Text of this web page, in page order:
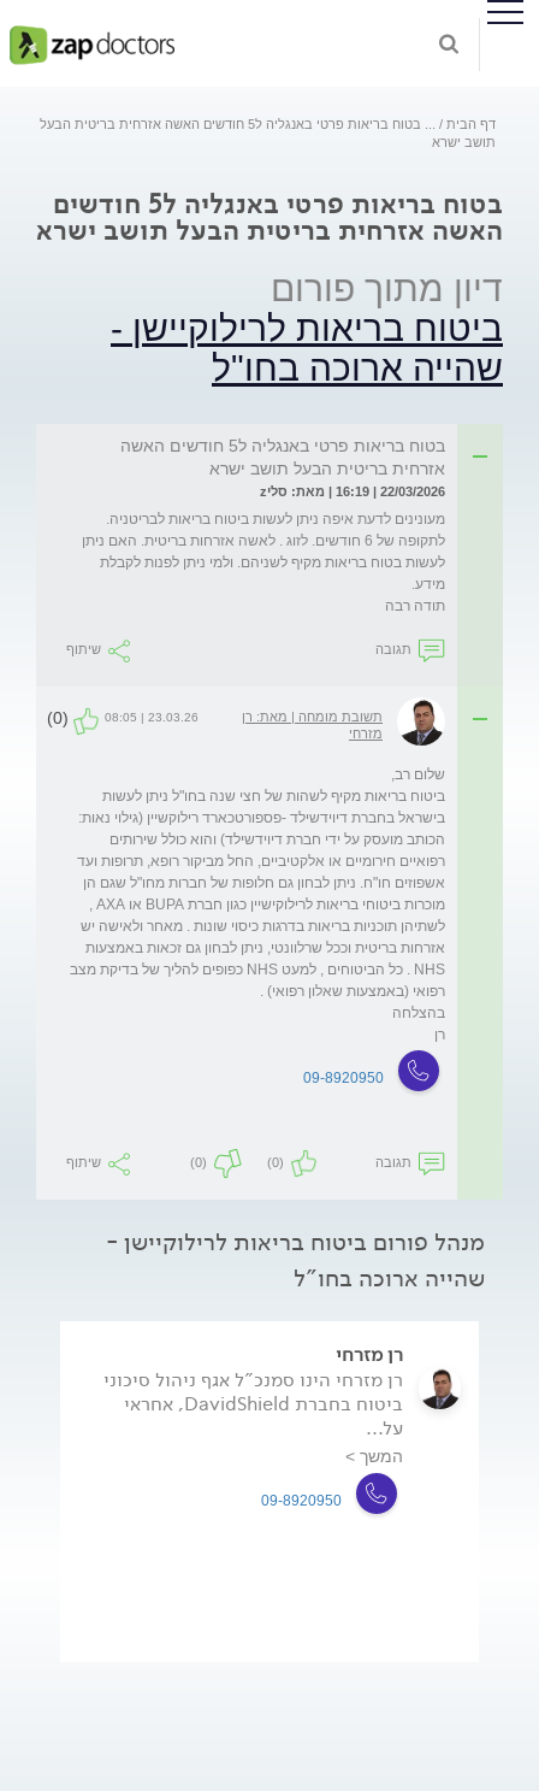
דף הבית
בטוח בריאות פרטי באנגליה ל5 חודשים האשה אזרחית בריטית הבעל
תושב ישרא
בטוח בריאות פרטי באנגליה ל5 חודשים
האשה אזרחית בריטית הבעל תושב ישרא
דיון מתוך פורום
ביטוח בריאות לרילוקיישן -
שהייה ארוכה בחו"ל
בטוח בריאות פרטי באנגליה ל5 חודשים האשה
אזרחית בריטית הבעל תושב ישרא
22/03/2026 | 16:19 | מאת: סליz
מעונינים לדעת איפה ניתן לעשות ביטוח בריאות לבריטניה.
לתקופה של 6 חודשים. לזוג . לאשה אזרחות בריטית. האם ניתן
לעשות בטוח בריאות מקיף לשניהם. ולמי ניתן לפנות לקבלת
תודה רבה
תגובה שיתוף
תשובת מומחה | מאת: רן
מזרחי
23.03.26 | 08:05
(0)
ביטוח בריאות מקיף לשהות של חצי שנה בחו"ל ניתן לעשות
בישראל בחברת דיוידשילד -פספורטכארד רילוקשיין (גילוי נאות:
הכותב מועסק על ידי חברת דיוידשילד) והוא כולל שירותים
רפואיים חירומיים או אלקטיביים, החל מביקור רופא, תרופות ועד
אשפוזים חו"ח. ניתן לבחון גם חלופות של חברות מחו"ל שגם הן
לשתיהן תוכניות בריאות בדרגות כיסוי שונות . מאחר ולאישה יש
אזרחות בריטית וככל שרלוונטי, ניתן לבחון גם זכאות באמצעות
NHS . כל הביטוחים , למעט NHS כפופים להליך של בדיקת מצב
רן
09-8920950
תגובה (0)
(0) שיתוף
מנהל פורום ביטוח בריאות לרילוקיישן -
שהייה ארוכה בחו"ל
רן מזרחי
רן מזרחי הינו סמנכ"ל אגף ניהול סיכוני
ביטוח בחברת DavidShield, אחראי
על...
המשך >
09-8920950